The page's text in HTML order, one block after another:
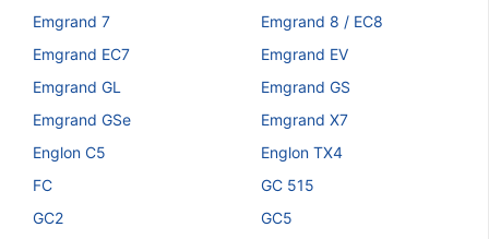
Emgrand 7
Emgrand 8 / EC8
Emgrand EC7
Emgrand EV
Emgrand GL
Emgrand GS
Emgrand GSe
Emgrand X7
Englon C5
Englon TX4
FC
GC 515
GC2
GC5